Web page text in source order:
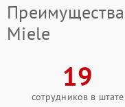
Miele
19
сотрудников в штате